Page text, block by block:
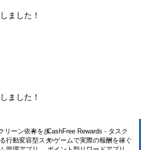
ました！
ました！
リーン依存を歩
行動変容型スク
CashFree Rewards - タスク
やゲームで実際の報酬を稼ぐ